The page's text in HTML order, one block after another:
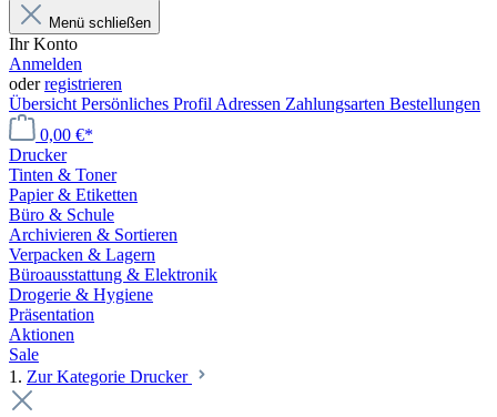
Menü schließen
Ihr Konto
Anmelden
oderregistrieren
Übersicht Persönliches Profil Adressen Zahlungsarten Bestellungen
0,00 €*
Drucker
Tinten & Toner
Papier & Etiketten
Büro & Schule
Archivieren & Sortieren
Verpacken & Lagern
Büroausstattung & Elektronik
Drogerie & Hygiene
Präsentation
Aktionen
Sale
1. Zur Kategorie Drucker